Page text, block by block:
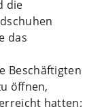
die
das
Beschäftigten
öffnen,
hatten: